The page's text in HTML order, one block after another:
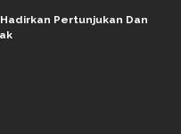
Pertunjukan Dan